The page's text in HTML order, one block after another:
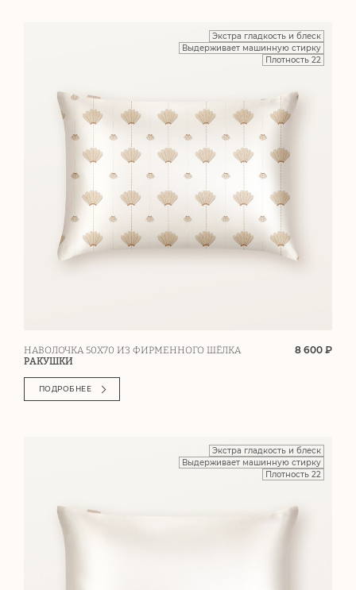
Экстра гладкость и блеск
Выдерживает машинную стирку
Плотность 22
НАВОЛОЧКА 50Х70 ИЗ ФИРМЕННОГО ШЁЛКА
РАКУШКИ
8 600 ₽
ПОДРОБНЕЕ
Экстра гладкость и блеск
Выдерживает машинную стирку
Плотность 22